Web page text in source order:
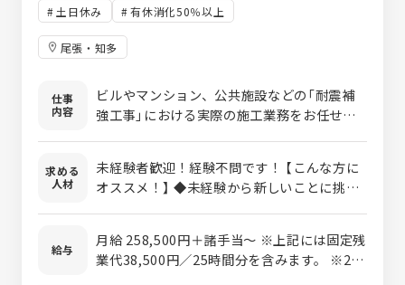
土日休み
有休消化50％以上
尾張・知多
仕事
内容
ビルやマンション、公共施設などの「耐震補
強工事」における実際の施工業務をお任せし
具体的には・・・ ・鉄骨やコンクリートを用
いた建物の補強作業 ※既存のコンクリート
と鉄筋で構成された柱と梁にボルトを打ち込
む作業です ・施工に必要な機材の準備や片付
け ・チームでの安全確認、作業進行 等 ★
未経験でも安心！「メンター制度」でイチから
求める
人材
未経験者歓迎！経験不問です！ 【こんな方に
オススメ！】 ◆未経験から新しいことに挑戦
たい方 ◆一生モノのスキルを身に着けたい方
給与
月給 258,500円＋諸手当～ ※上記には固定残
業代38,500円／25時間分を含みます。 ※25